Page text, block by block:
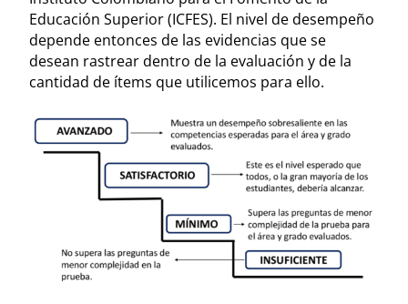
Educación Superior (ICFES). El nivel de desempeño
depende entonces de las evidencias que se
desean rastrear dentro de la evaluación y de la
cantidad de ítems que utilicemos para ello.